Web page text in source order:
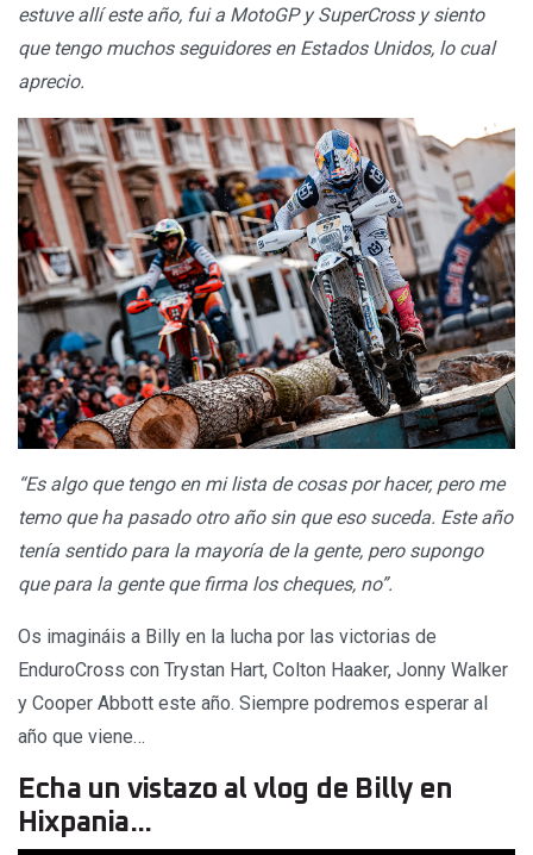
estuve allí este año, fui a MotoGP y SuperCross y siento
que tengo muchos seguidores en Estados Unidos, lo cual
aprecio.
“Es algo que tengo en mi lista de cosas por hacer, pero me
temo que ha pasado otro año sin que eso suceda. Este año
tenía sentido para la mayoría de la gente, pero supongo
que para la gente que firma los cheques, no”.
Os imagináis a Billy en la lucha por las victorias de
EnduroCross con Trystan Hart, Colton Haaker, Jonny Walker
y Cooper Abbott este año. Siempre podremos esperar al
año que viene…
Echa un vistazo al vlog de Billy en
Hixpania...